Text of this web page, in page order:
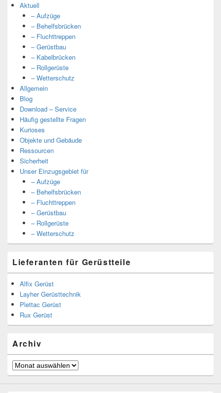
Aktuell
– Aufzüge
– Behelfsbrücken
– Fluchttreppen
– Gerüstbau
– Kabelbrücken
– Rollgerüste
– Wetterschutz
Allgemein
Blog
Download – Service
Häufig gestellte Fragen
Kurioses
Objekte und Gebäude
Ressourcen
Sicherheit
Unser Einzugsgebiet für
– Aufzüge
– Behelfsbrücken
– Fluchttreppen
– Gerüstbau
– Rollgerüste
– Wetterschutz
Lieferanten für Gerüstteile
Alfix Gerüst
Layher Gerüsttechnik
Plettac Gerüst
Rux Gerüst
Archiv
Archiv